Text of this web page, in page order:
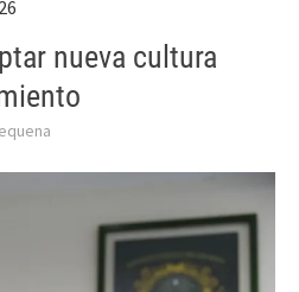
nueva cultura